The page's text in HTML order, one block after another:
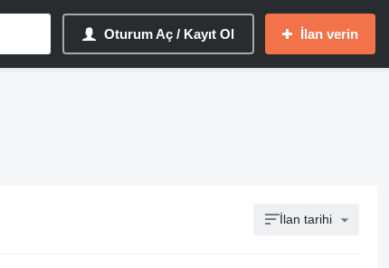
Oturum Aç / Kayıt Ol İlan verin
İlan tarihi